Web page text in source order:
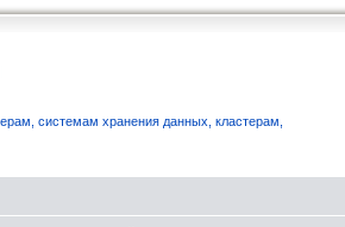
системам хранения данных, кластерам,